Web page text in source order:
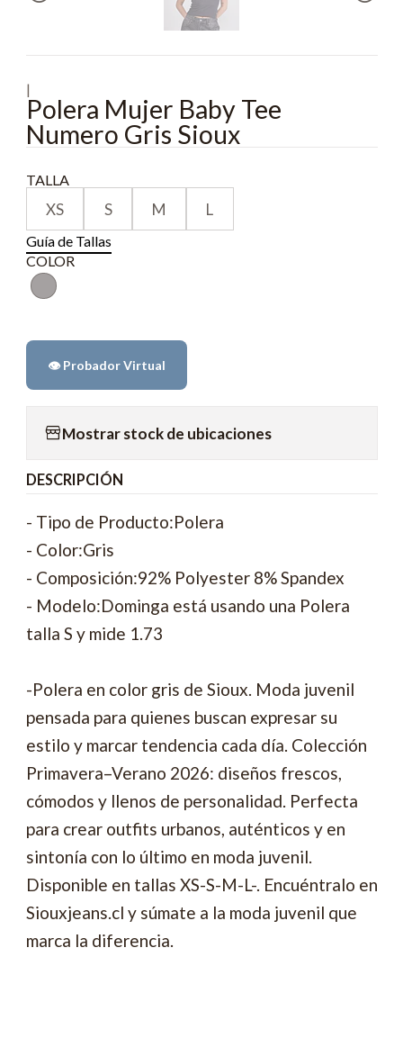
|
Polera Mujer Baby Tee
Numero Gris Sioux
TALLA
XS S M L
Guía de Tallas
COLOR
👁️ Probador Virtual
Mostrar stock de ubicaciones
DESCRIPCIÓN
- Tipo de Producto:Polera
- Color:Gris
- Composición:92% Polyester 8% Spandex
- Modelo:Dominga está usando una Polera
talla S y mide 1.73
-Polera en color gris de Sioux. Moda juvenil
pensada para quienes buscan expresar su
estilo y marcar tendencia cada día. Colección
Primavera–Verano 2026: diseños frescos,
cómodos y llenos de personalidad. Perfecta
para crear outfits urbanos, auténticos y en
sintonía con lo último en moda juvenil.
Disponible en tallas XS-S-M-L-. Encuéntralo en
Siouxjeans.cl y súmate a la moda juvenil que
marca la diferencia.